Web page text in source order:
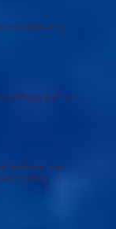
του 1886 στη
μάθημα για την
ανάλυση του
σχέσεις